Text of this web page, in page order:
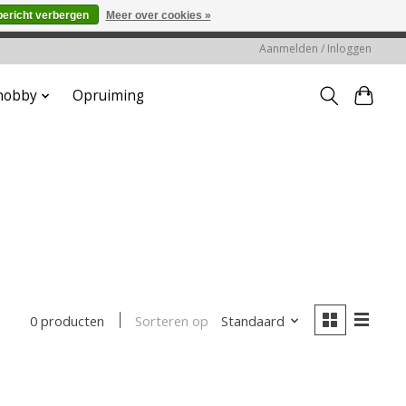
Aanmelden / Inloggen
Opruiming
0 producten Sorteren op Standaard
verbergen Meer over cookies »
gehonoreerd of verwerkt.